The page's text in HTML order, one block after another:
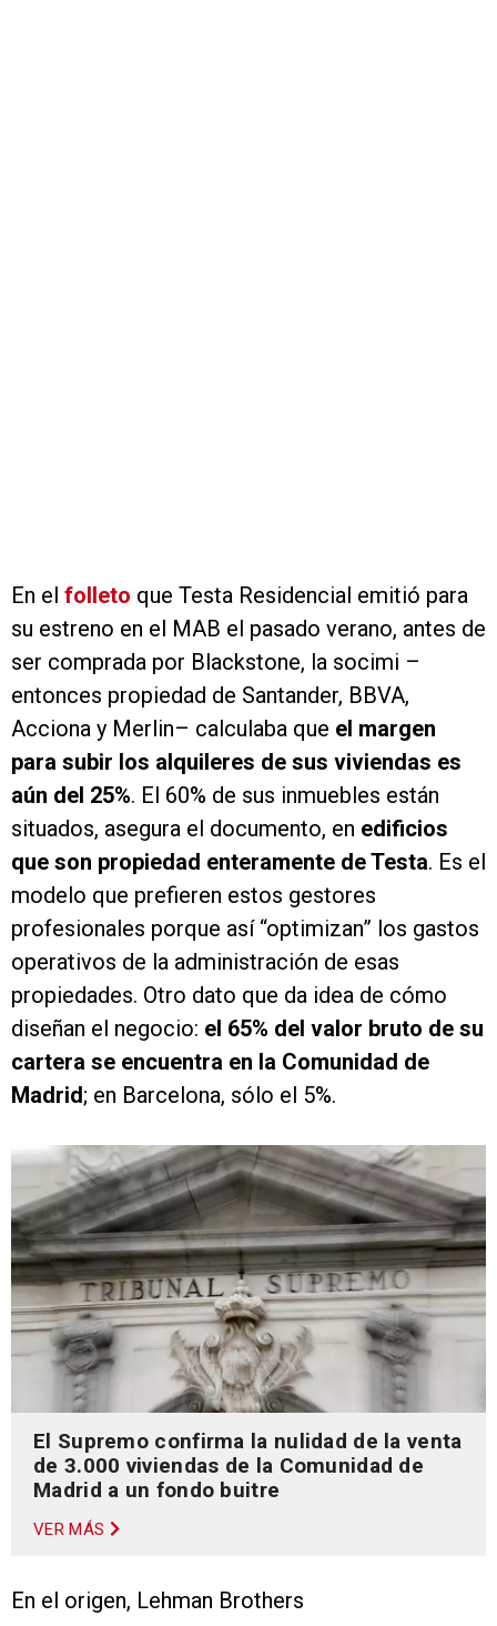
En el folleto que Testa Residencial emitió para
su estreno en el MAB el pasado verano, antes de
ser comprada por Blackstone, la socimi –
entonces propiedad de Santander, BBVA,
Acciona y Merlin– calculaba que el margen
para subir los alquileres de sus viviendas es
aún del 25%. El 60% de sus inmuebles están
situados, asegura el documento, en edificios
que son propiedad enteramente de Testa. Es el
modelo que prefieren estos gestores
profesionales porque así “optimizan” los gastos
operativos de la administración de esas
propiedades. Otro dato que da idea de cómo
diseñan el negocio: el 65% del valor bruto de su
cartera se encuentra en la Comunidad de
Madrid; en Barcelona, sólo el 5%.
El Supremo confirma la nulidad de la venta
de 3.000 viviendas de la Comunidad de
Madrid a un fondo buitre
VER MÁS
En el origen, Lehman Brothers